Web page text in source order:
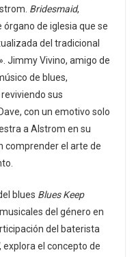
Bridesmaid,
de iglesia que se
del tradicional
Jimmy Vivino, amigo de
de blues,
reviviendo sus
con un emotivo solo
a Alstrom en su
comprender el arte de
blues Blues Keep
del género en
del baterista
, explora el concepto de